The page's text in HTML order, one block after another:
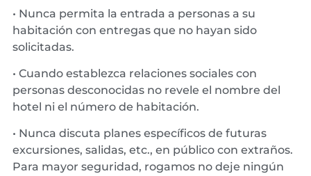
• Nunca permita la entrada a personas a su
habitación con entregas que no hayan sido
solicitadas.
• Cuando establezca relaciones sociales con
personas desconocidas no revele el nombre del
hotel ni el número de habitación.
• Nunca discuta planes específicos de futuras
excursiones, salidas, etc., en público con extraños.
Para mayor seguridad, rogamos no deje ningún